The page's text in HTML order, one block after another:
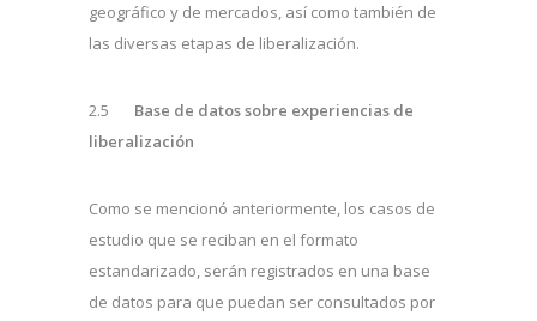
geográfico y de mercados, así como también de
las diversas etapas de liberalización.
2.5 Base de datos sobre experiencias de
liberalización
Como se mencionó anteriormente, los casos de
estudio que se reciban en el formato
estandarizado, serán registrados en una base
de datos para que puedan ser consultados por